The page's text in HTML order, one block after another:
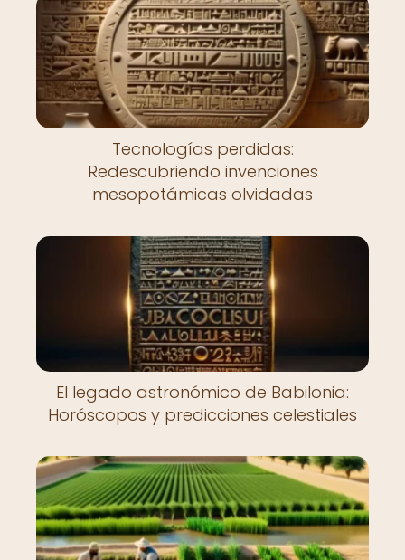
Tecnologías perdidas:
Redescubriendo invenciones
mesopotámicas olvidadas
El legado astronómico de Babilonia:
Horóscopos y predicciones celestiales